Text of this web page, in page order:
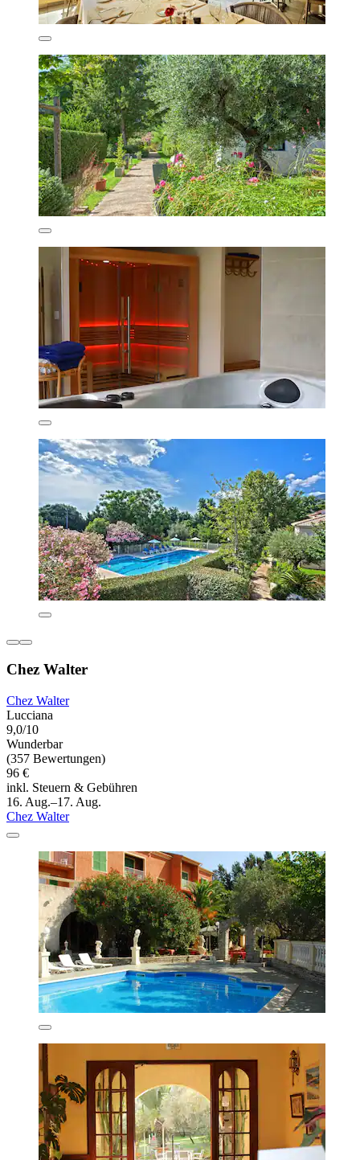
Chez Walter
Chez Walter
Lucciana
9,0/10
Wunderbar
(357 Bewertungen)
96 €
inkl. Steuern & Gebühren
16. Aug.–17. Aug.
Chez Walter